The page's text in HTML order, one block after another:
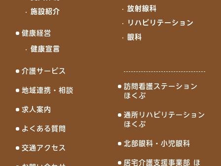
施設紹介
健康経営
健康宣言
放射線科
リハビリテーション
眼科
介護サービス
地域連携・相談
求人案内
よくある質問
交通アクセス
訪問看護ステーション
ほくぶ
通所リハビリテーション
ほくぶ
北部眼科・小児眼科
居宅介護支援事業部 ほ